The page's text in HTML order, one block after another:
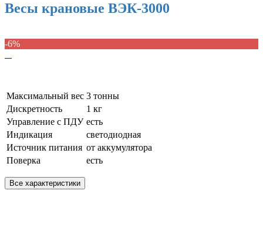
Весы крановые ВЭК-3000
-6%
Максимальный вес 3 тонны
Дискретность
1 кг
Управление с ПДУ есть
Индикация
светодиодная
Источник питания от аккумулятора
Поверка
есть
Все характеристики